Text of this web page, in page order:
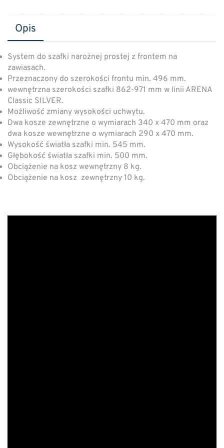
Opis
System do szafki narożnej prostej z frontem na
zawiasach.
Przeznaczony do szerokości frontu min. 496 mm.
wewnętrzna szerokości szafki 862-971 mm w linii ARENA
Classic SILVER.
Możliwość zmiany wysokości uchwytu.
Dwa kosze zewnętrzne o wymiarach 340 x 470 mm oraz
dwa kosze wewnętrzne o wymiarach 290 x 470 mm.
Wysokość światła szafki min. 545 mm.
Głębokość światła szafki min. 500 mm.
Obciążenie na kosz wewnętrzny 8 kg.
Obciążenie na kosz zewnętrzny 10 kg.